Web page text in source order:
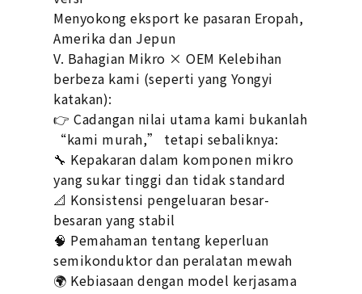
Menyokong eksport ke pasaran Eropah,
Amerika dan Jepun
V. Bahagian Mikro × OEM Kelebihan
berbeza kami (seperti yang Yongyi
katakan):
👉 Cadangan nilai utama kami bukanlah
“kami murah,” tetapi sebaliknya:
🔧 Kepakaran dalam komponen mikro
yang sukar tinggi dan tidak standard
📐 Konsistensi pengeluaran besar-
besaran yang stabil
🧠 Pemahaman tentang keperluan
semikonduktor dan peralatan mewah
🌍 Kebiasaan dengan model kerjasama